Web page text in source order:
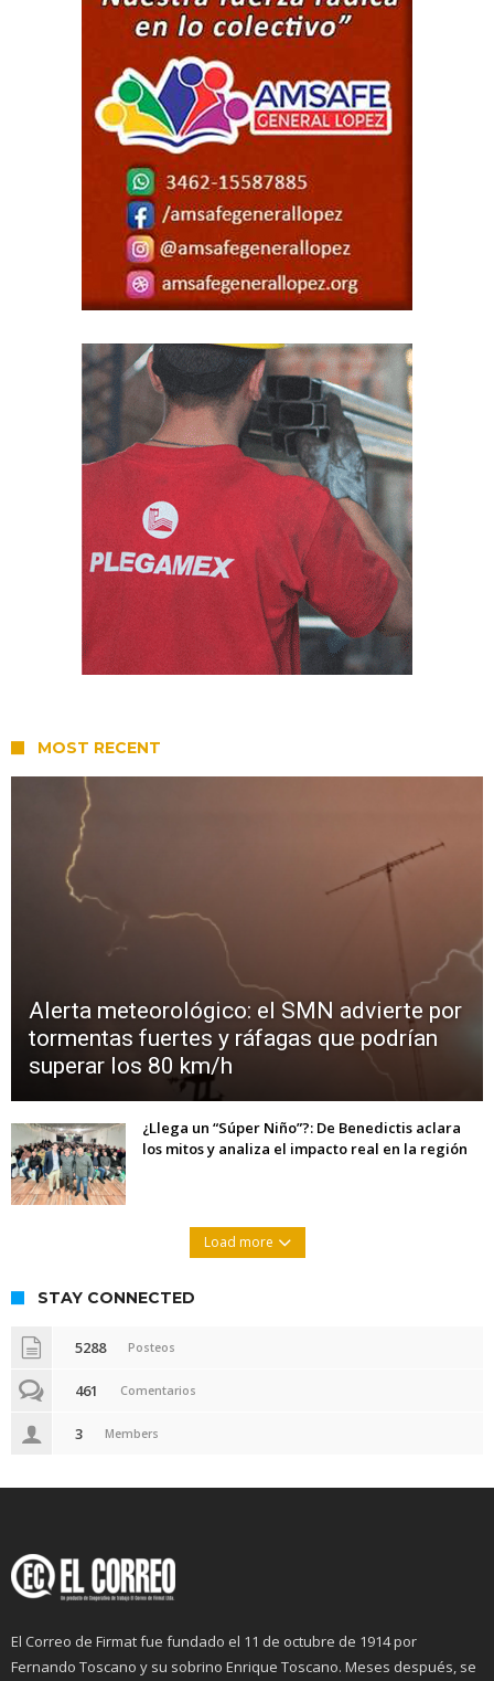
MOST RECENT
Alerta meteorológico: el SMN advierte por
tormentas fuertes y ráfagas que podrían
superar los 80 km/h
¿Llega un “Súper Niño”?: De Benedictis aclara
los mitos y analiza el impacto real en la región
Load more
STAY CONNECTED
5288 Posteos
461 Comentarios
3 Members
El Correo de Firmat fue fundado el 11 de octubre de 1914 por
Fernando Toscano y su sobrino Enrique Toscano. Meses después, se